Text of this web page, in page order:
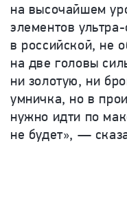
на высочайшем
элементов
в российской, не
на две головы
ни золотую, ни
умничка, но в
нужно идти по
не будет», —